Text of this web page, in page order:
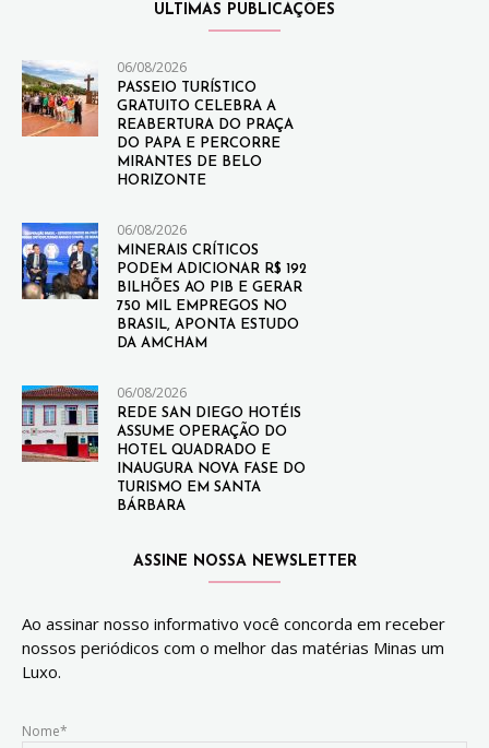
ULTIMAS PUBLICAÇÕES
06/08/2026
PASSEIO TURÍSTICO
GRATUITO CELEBRA A
REABERTURA DO PRAÇA
DO PAPA E PERCORRE
MIRANTES DE BELO
HORIZONTE
06/08/2026
MINERAIS CRÍTICOS
PODEM ADICIONAR R$ 192
BILHÕES AO PIB E GERAR
750 MIL EMPREGOS NO
BRASIL, APONTA ESTUDO
DA AMCHAM
06/08/2026
REDE SAN DIEGO HOTÉIS
ASSUME OPERAÇÃO DO
HOTEL QUADRADO E
INAUGURA NOVA FASE DO
TURISMO EM SANTA
BÁRBARA
ASSINE NOSSA NEWSLETTER
Ao assinar nosso informativo você concorda em receber
nossos periódicos com o melhor das matérias Minas um
Luxo.
Nome*